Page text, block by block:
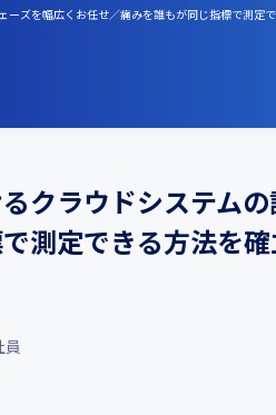
ズを幅広くお任せ／痛みを誰もが同じ指標で測定
クラウドシステム
測定できる方法を
員